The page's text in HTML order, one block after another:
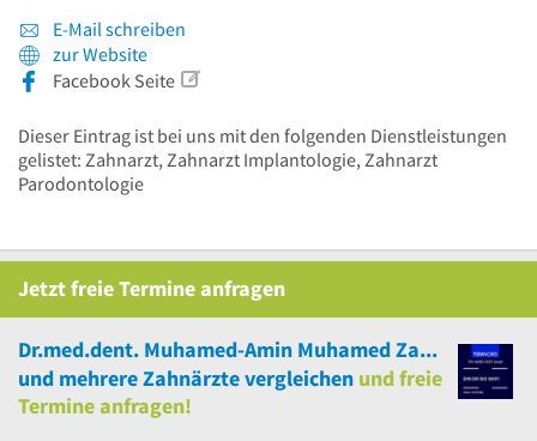
E-Mail schreiben
zur Website
Facebook Seite
Dieser Eintrag ist bei uns mit den folgenden Dienstleistungen
gelistet: Zahnarzt, Zahnarzt Implantologie, Zahnarzt
Parodontologie
JetztfreieTermine anfragen
Dr.med.dent. Muhamed-Amin Muhamed Zahnarzt
und mehrereZahnärzte vergleichen undfreie
Termine anfragen!